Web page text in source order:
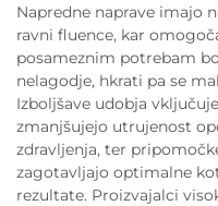
Napredne naprave imajo
ravni fluence, kar
posameznim potrebam
nelagodje, hkrati pa se
Izboljšave udobja
zmanjšujejo utrujenost
zdravljenja, ter
zagotavljajo optimalne
rezultate. Proizvajalci